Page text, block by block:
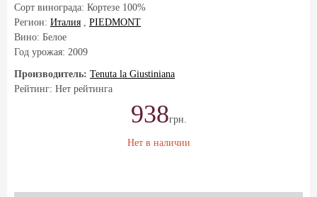
Сорт винограда: Кортезе 100%
Регион: Италия , PIEDMONT
Вино: Белое
Год урожая: 2009
Производитель: Tenuta la Giustiniana
Рейтинг: Нет рейтинга
938грн.
Нет в наличии